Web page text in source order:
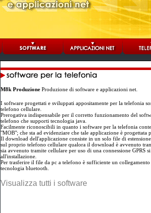
M8k ProduzioneProduzione di software e applicazioni net.
I software progettati e sviluppati appositamente per la telefonia
telefono cellulare.
Prerogativa indispensabile per il corretto funzionamento del
telefono che supporti tecnologia java.
Facilmente riconoscibili in quanto i software per la telefonia
"MOB"; che sta ad evidenziare che tale applicazione è progettata
Il download dell'applicazione consiste in un solo file di
sul proprio telefono cellulare qualora il download è avvenuto
sia avvenuto tramite cellulare per uso di una connessione GPRS
all'installazione.
Per trasferire il file da pc a telefono è sufficiente un
tecnologia bluetooth.
Visualizza tutti i software